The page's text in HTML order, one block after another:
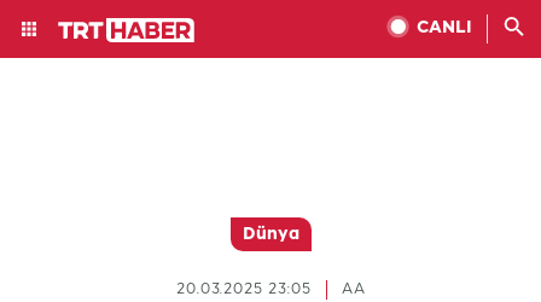
CANLI
Dünya
AA
20.03.2025 23:05